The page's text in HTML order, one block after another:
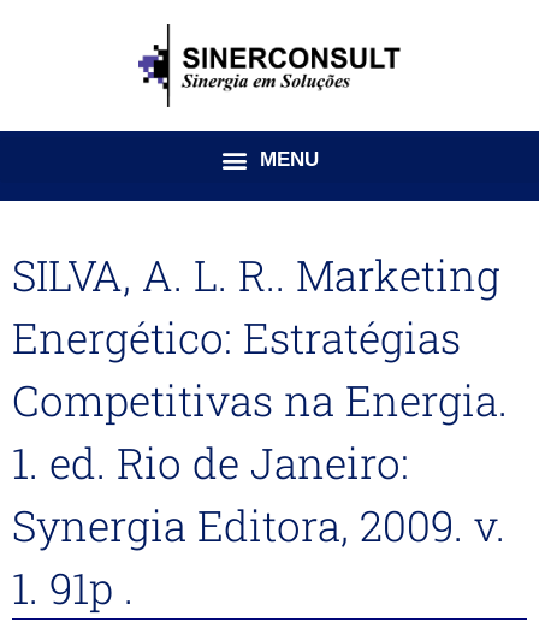
SILVA, A. L. R.. Marketing
Energético: Estratégias
Competitivas na Energia.
1. ed. Rio de Janeiro:
Synergia Editora, 2009. v.
1. 91p .